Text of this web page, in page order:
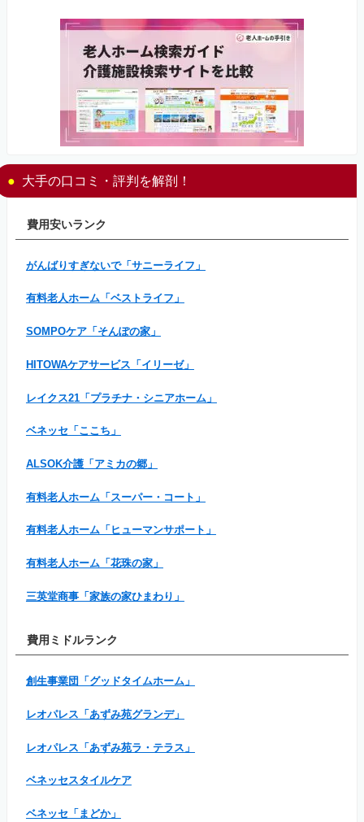
大手の口コミ・評判を解剖！
費用安いランク
がんばりすぎないで「サニーライフ」
有料老人ホーム「ベストライフ」
SOMPOケア「そんぽの家」
HITOWAケアサービス「イリーゼ」
レイクス21「プラチナ・シニアホーム」
ベネッセ「ここち」
ALSOK介護「アミカの郷」
有料老人ホーム「スーパー・コート」
有料老人ホーム「ヒューマンサポート」
有料老人ホーム「花珠の家」
三英堂商事「家族の家ひまわり」
費用ミドルランク
創生事業団「グッドタイムホーム」
レオパレス「あずみ苑グランデ」
レオパレス「あずみ苑ラ・テラス」
ベネッセスタイルケア
ベネッセ「まどか」